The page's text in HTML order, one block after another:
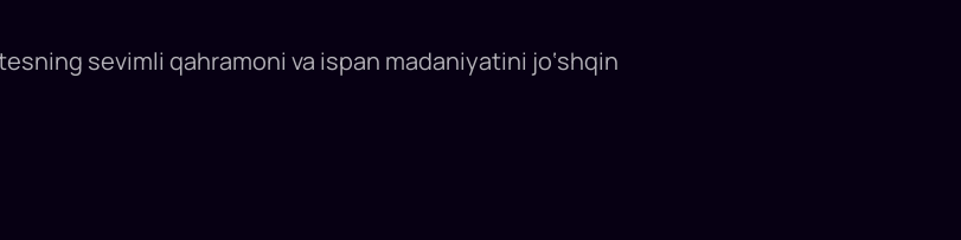
sevimli qahramoni va ispan madaniyatini jo‘shqin